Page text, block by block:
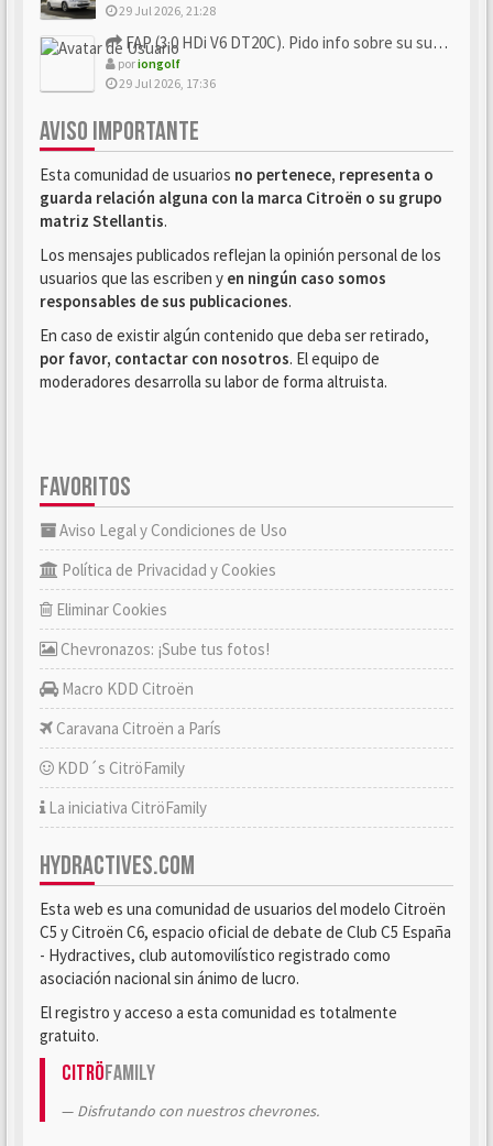
29 Jul 2026, 21:28
FAP (3.0 HDi V6 DT20C). Pido info sobre su sustitución
poriongolf
29 Jul 2026, 17:36
AVISO IMPORTANTE
Esta comunidad de usuarios no pertenece, representa o
guarda relación alguna con la marca Citroën o su grupo
matriz Stellantis.
Los mensajes publicados reflejan la opinión personal de los
usuarios que las escriben y en ningún caso somos
responsables de sus publicaciones.
En caso de existir algún contenido que deba ser retirado,
por favor, contactar con nosotros. El equipo de
moderadores desarrolla su labor de forma altruista.
FAVORITOS
Aviso Legal y Condiciones de Uso
Política de Privacidad y Cookies
Eliminar Cookies
Chevronazos: ¡Sube tus fotos!
Macro KDD Citroën
Caravana Citroën a París
KDD´s CitröFamily
La iniciativa CitröFamily
HYDRACTIVES.COM
Esta web es una comunidad de usuarios del modelo Citroën
C5 y Citroën C6, espacio oficial de debate de Club C5 España
- Hydractives, club automovilístico registrado como
asociación nacional sin ánimo de lucro.
El registro y acceso a esta comunidad es totalmente
gratuito.
CitröFamily
Disfrutando con nuestros chevrones.